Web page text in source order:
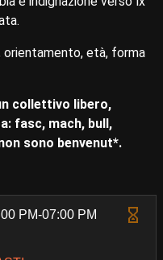
orientamento, età, forma
collettivo libero,
fasc, mach, bull,
sono benvenut*.
PM-07:00 PM